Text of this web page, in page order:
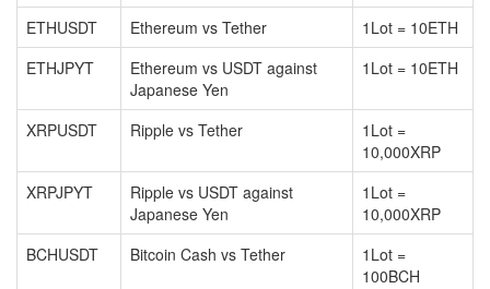
ETHUSDT Ethereum vs Tether
1Lot = 10ETH
ETHJPYT
Ethereum vs USDT against
Japanese Yen
1Lot = 10ETH
XRPUSDT Ripple vs Tether
1Lot =
10,000XRP
XRPJPYT
Ripple vs USDT against
Japanese Yen
1Lot =
10,000XRP
BCHUSDT
Bitcoin Cash vs Tether
1Lot =
100BCH